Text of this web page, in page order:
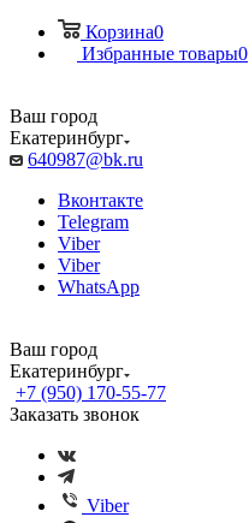
Корзина0
Избранные товары0
Ваш город
Екатеринбург
640987@bk.ru
Вконтакте
Telegram
Viber
Viber
WhatsApp
Ваш город
Екатеринбург
+7 (950) 170-55-77
Заказать звонок
Viber